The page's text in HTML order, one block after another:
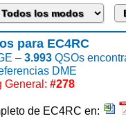
para EC4RC
– 3.993QSOs
DME
General: #278
de EC4RC en: